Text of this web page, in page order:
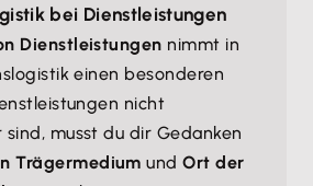
bei Dienstleistungen
Dienstleistungen nimmt in
einen besonderen
nicht
musst du dir Gedanken
Trägermedium undOrt der